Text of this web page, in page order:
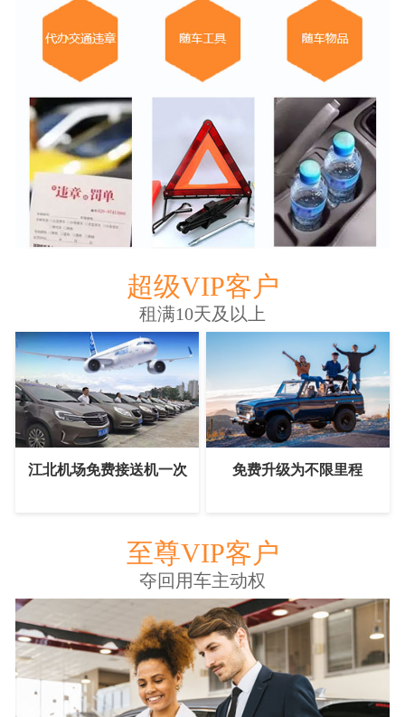
超级VIP客户
租满10天及以上
江北机场免费接送机一次 免费升级为不限里程
至尊VIP客户
夺回用车主动权